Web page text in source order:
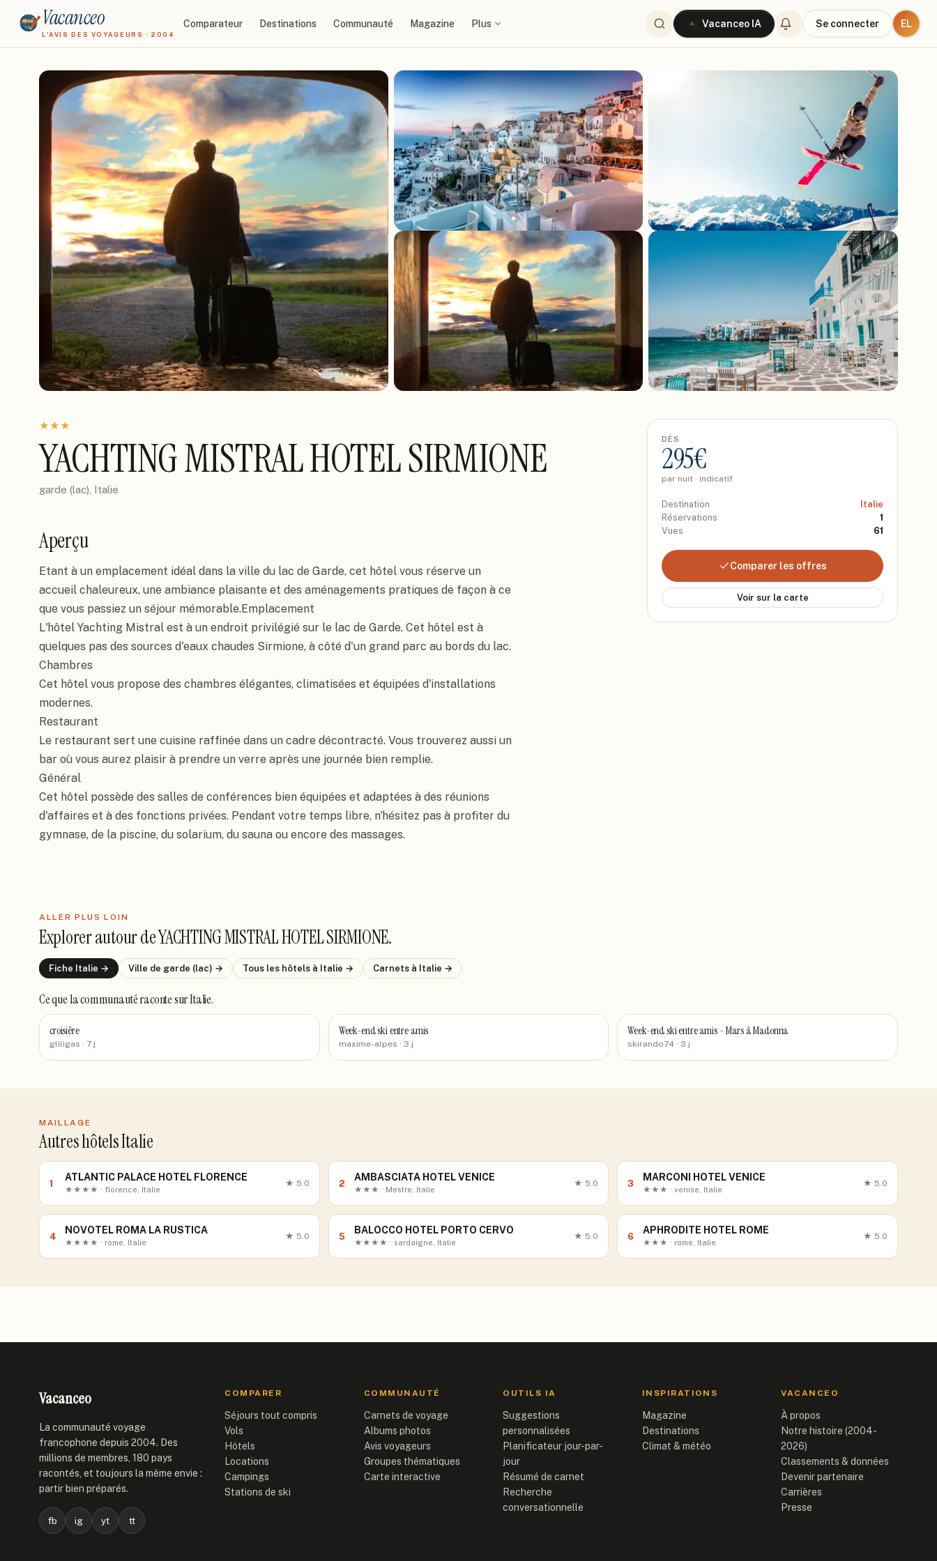
Vacanceo
L'AVIS DES VOYAGEURS · 2004
Comparateur Destinations Communauté Magazine Plus Vacanceo IA Se connecter EL
★★★
YACHTING MISTRAL HOTEL SIRMIONE
garde (lac), Italie
Aperçu
Etant à un emplacement idéal dans la ville du lac de Garde, cet hôtel vous réserve un
accueil chaleureux, une ambiance plaisante et des aménagements pratiques de façon à ce
que vous passiez un séjour mémorable.Emplacement
L'hôtel Yachting Mistral est à un endroit privilégié sur le lac de Garde. Cet hôtel est à
quelques pas des sources d'eaux chaudes Sirmione, à côté d'un grand parc au bords du lac.
Chambres
Cet hôtel vous propose des chambres élégantes, climatisées et équipées d'installations
modernes.
Restaurant
Le restaurant sert une cuisine raffinée dans un cadre décontracté. Vous trouverez aussi un
bar où vous aurez plaisir à prendre un verre après une journée bien remplie.
Général
Cet hôtel possède des salles de conférences bien équipées et adaptées à des réunions
d'affaires et à des fonctions privées. Pendant votre temps libre, n'hésitez pas à profiter du
gymnase, de la piscine, du solarium, du sauna ou encore des massages.
DÈS
295€
par nuit · indicatif
Destination
Italie
Réservations
1
Vues
61
Comparer les offres
Voir sur la carte
ALLER PLUS LOIN
Explorer autour deYACHTING MISTRAL HOTEL SIRMIONE.
Fiche Italie → Ville de garde (lac) → Tous les hôtels à Italie → Carnets à Italie →
Ce que la communauté racontesur Italie.
croisière
gliligas · 7 j
Week-end ski entre amis
maxime-alpes · 3 j
Week-end ski entre amis - Mars à Madonna
skirando74 · 3 j
MAILLAGE
Autres hôtels Italie
1
ATLANTIC PALACE HOTEL FLORENCE
★★★★ · florence, Italie
★ 5.0 2
AMBASCIATA HOTEL VENICE
★★★ · Mestre, Italie
★ 5.0 3
MARCONI HOTEL VENICE
★★★ · venise, Italie
★ 5.0
4
NOVOTEL ROMA LA RUSTICA
★★★★ · rome, Italie
★ 5.0 5
BALOCCO HOTEL PORTO CERVO
★★★★ · sardaigne, Italie
★ 5.0 6
APHRODITE HOTEL ROME
★★★ · rome, Italie
★ 5.0
Vacanceo
La communauté voyage
francophone depuis 2004. Des
millions de membres, 180 pays
racontés, et toujours la même envie :
partir bien préparés.
fb ig yt tt
COMPARER
Séjours tout compris
Vols
Hôtels
Locations
Campings
Stations de ski
COMMUNAUTÉ
Carnets de voyage
Albums photos
Avis voyageurs
Groupes thématiques
Carte interactive
OUTILS IA
Suggestions
personnalisées
Planificateur jour-par-
jour
Résumé de carnet
Recherche
conversationnelle
INSPIRATIONS
Magazine
Destinations
Climat & météo
VACANCEO
À propos
Notre histoire (2004-
2026)
Classements & données
Devenir partenaire
Carrières
Presse